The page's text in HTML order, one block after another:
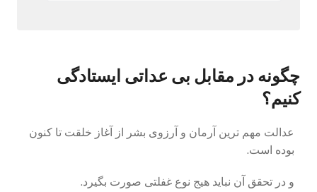
چگونه در مقابل بی عداتی ایستادگی
کنیم؟
عدالت مهم ترین آرمان و آرزوی بشر از آغاز خلقت تا کنون
بوده است.
و در تحقق آن نباید هیج نوع غفلتی صورت بگیرد.